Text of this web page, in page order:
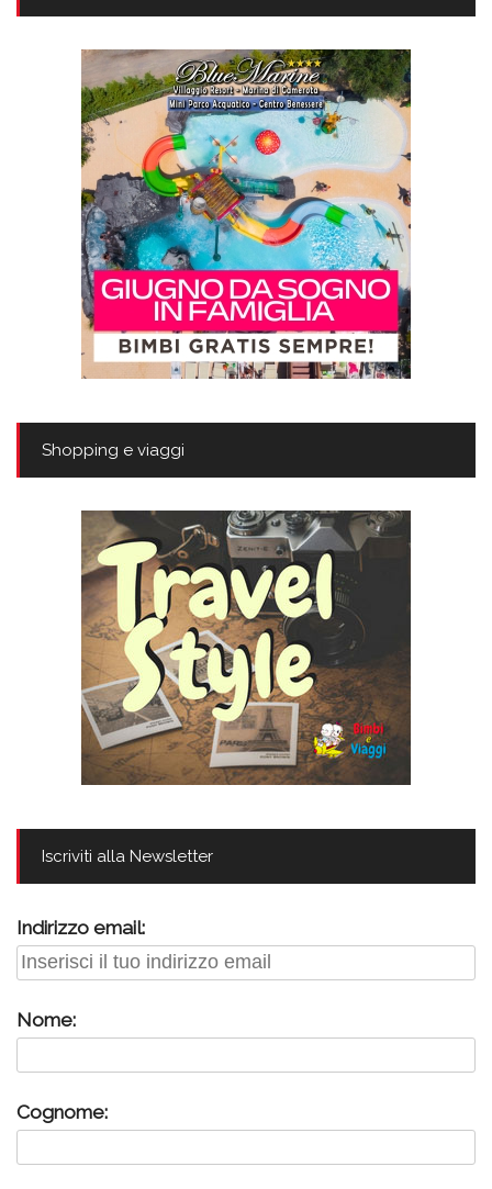
Shopping e viaggi
Iscriviti alla Newsletter
Indirizzo email:
Nome:
Cognome: